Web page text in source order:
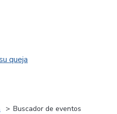
queja
Buscador de eventos